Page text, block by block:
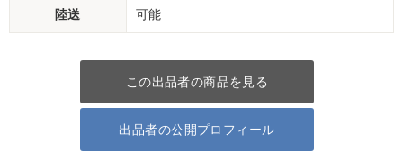
陸送 可能
この出品者の商品を見る
出品者の公開プロフィール